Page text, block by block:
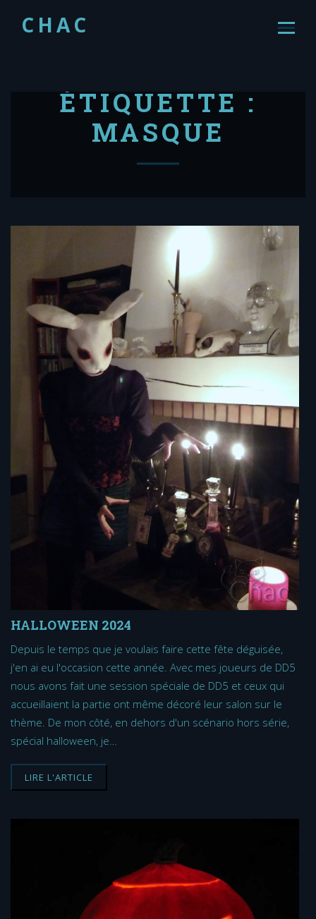
CHAC
ÉTIQUETTE :
MASQUE
HALLOWEEN 2024
Depuis le temps que je voulais faire cette fête déguisée,
j'en ai eu l'occasion cette année. Avec mes joueurs de DD5
nous avons fait une session spéciale de DD5 et ceux qui
accueillaient la partie ont même décoré leur salon sur le
thème. De mon côté, en dehors d'un scénario hors série,
spécial halloween, je…
LIRE L'ARTICLE